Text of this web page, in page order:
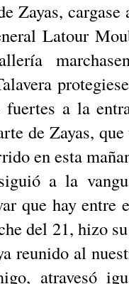
Zayas,
Latour
fuertes a la
de Zayas,
en esta
a la
que hay
del 21, hizo
reunido al
atravesó